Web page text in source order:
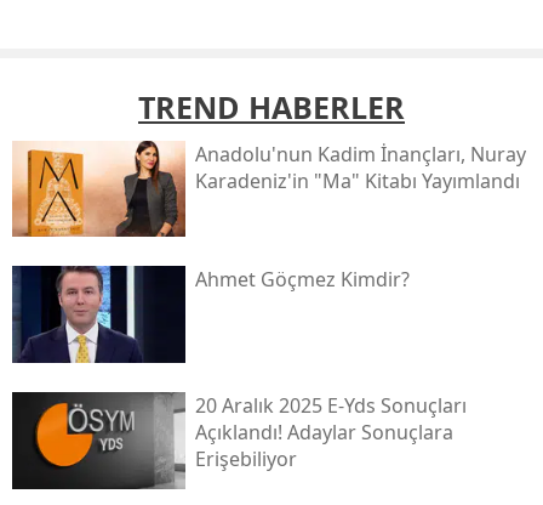
TREND HABERLER
Anadolu'nun Kadim İnançları, Nuray
Karadeniz'in "ma" Kitabı Yayımlandı
Ahmet Göçmez Kimdir?
20 Aralık 2025 E-Yds Sonuçları
Açıklandı! Adaylar Sonuçlara
Erişebiliyor